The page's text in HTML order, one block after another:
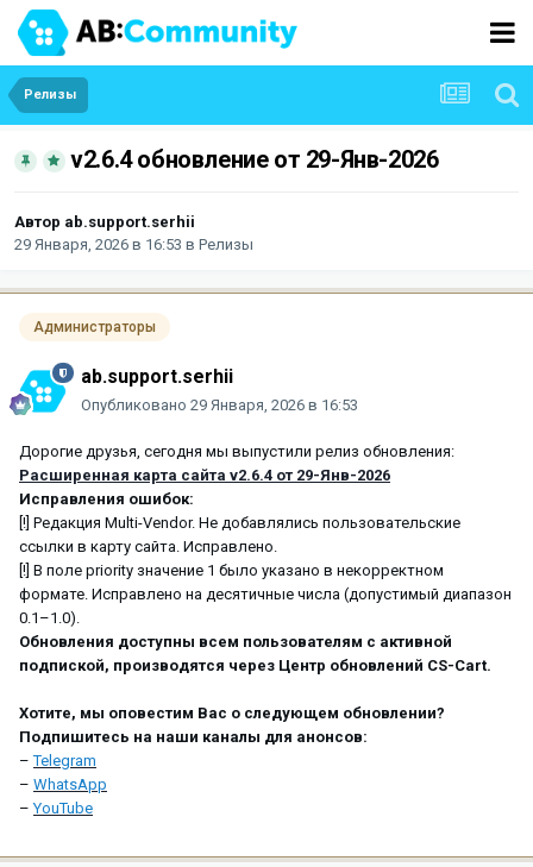
Релизы
v2.6.4 обновление от 29-Янв-2026
Автор ab.support.serhii
29 Января, 2026 в 16:53 в Релизы
Администраторы
ab.support.serhii
Опубликовано 29 Января, 2026 в 16:53
Дорогие друзья, сегодня мы выпустили релиз обновления:
Расширенная карта сайта v2.6.4 от 29-Янв-2026
Исправления ошибок:
[!] Редакция Multi-Vendor. Не добавлялись пользовательские
ссылки в карту сайта. Исправлено.
[!] В поле priority значение 1 было указано в некорректном
формате. Исправлено на десятичные числа (допустимый диапазон
0.1–1.0).
Обновления доступны всем пользователям с активной
подпиской, производятся через Центр обновлений CS-Cart.
Хотите, мы оповестим Вас о следующем обновлении?
Подпишитесь на наши каналы для анонсов:
–Telegram
– WhatsApp
–YouTube